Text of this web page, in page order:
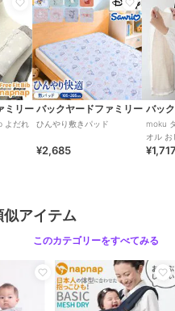
ァミリー
ァミリー
ちゃ ／抱っこ
、グレー/星
ミリー
よだれ
バックヤードファミリー
ひんやり敷きパッド
¥2,685
バッ
moku
オル お
ル 手ぬ
アイテム
このカテゴリーをすべてみる